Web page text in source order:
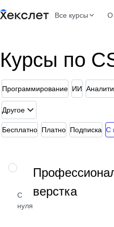
Все курсы О
Курсы по
Программирование ИИ
Другое
Бесплатно Платно Подписка С
НАВЫК
С
нуля
верстка